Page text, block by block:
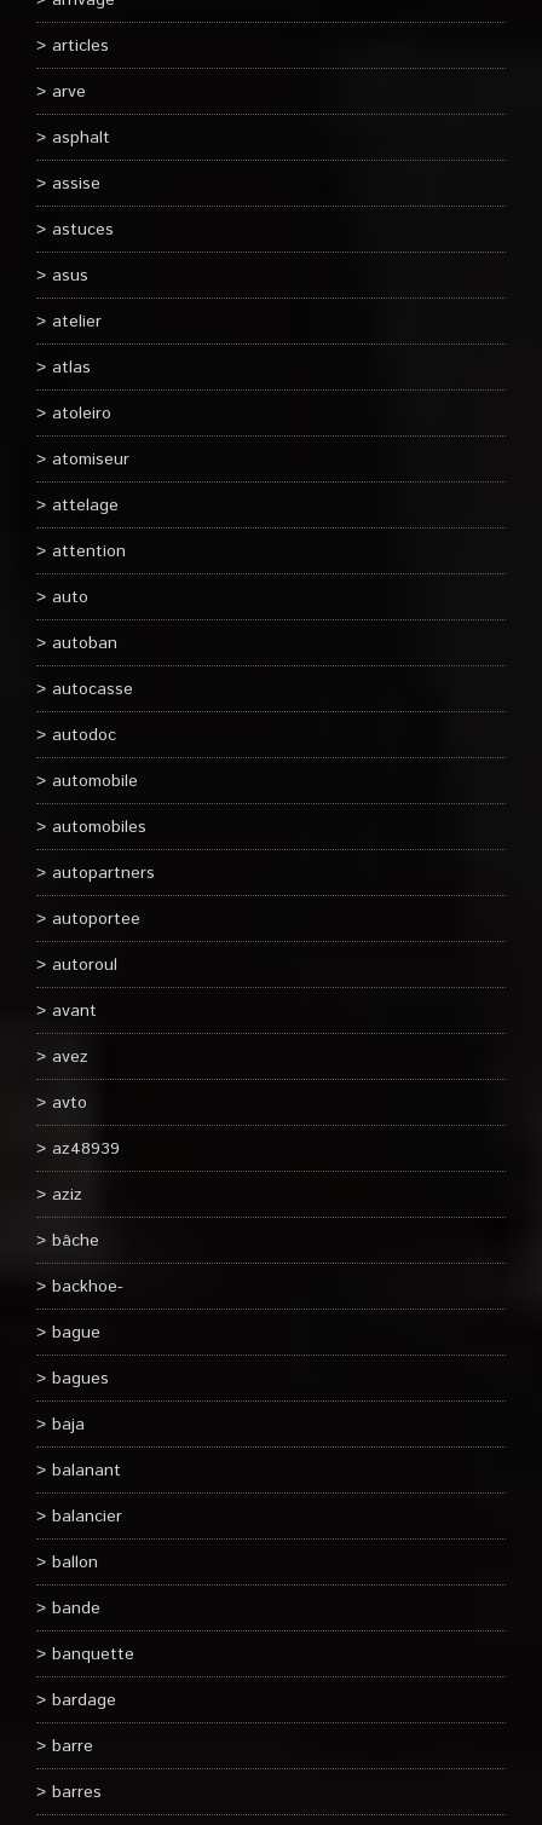
articles
arve
asphalt
assise
astuces
asus
atelier
atlas
atoleiro
atomiseur
attelage
attention
auto
autoban
autocasse
autodoc
automobile
automobiles
autopartners
autoportee
autoroul
avant
avez
avto
az48939
aziz
bâche
backhoe-
bague
bagues
baja
balanant
balancier
ballon
bande
banquette
bardage
barre
barres